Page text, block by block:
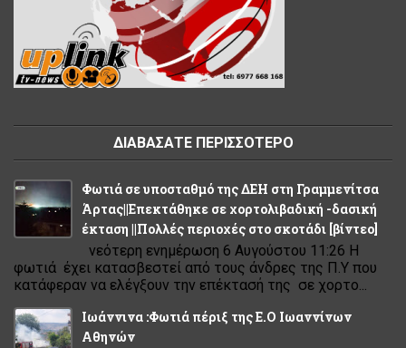
ΔΙΑΒΑΣΑΤΕ ΠΕΡΙΣΣΟΤΕΡΟ
Φωτιά σε υποσταθμό της ΔΕΗ στη Γραμμενίτσα
Άρτας||Επεκτάθηκε σε χορτολιβαδική -δασική
έκταση ||Πολλές περιοχές στο σκοτάδι [βίντεο]
νεότερη ενημέρωση 6 Αυγούστου 11:26 Η
φωτιά έχει κατασβεστεί από τους άνδρες της Π.Υ που
κατάφεραν να ελέγξουν την επέκτασή της σε χορτο...
Ιωάννινα :Φωτιά πέριξ της Ε.Ο Ιωαννίνων
Αθηνών